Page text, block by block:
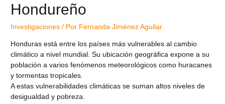
Hondureño
Investigaciones / Por Fernanda Jiménez Aguilar
Honduras está entre los países más vulnerables al cambio
climático a nivel mundial. Su ubicación geográfica expone a su
población a varios fenómenos meteorológicos como huracanes
y tormentas tropicales.
A estas vulnerabilidades climáticas se suman altos niveles de
desigualdad y pobreza.